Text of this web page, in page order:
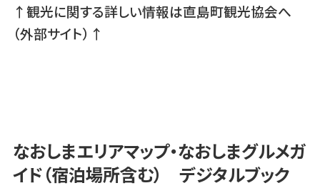
↑観光に関する詳しい情報は直島町観光協会へ
（外部サイト）↑
なおしまエリアマップ・なおしまグルメガ
イド（宿泊場所含む） デジタルブック